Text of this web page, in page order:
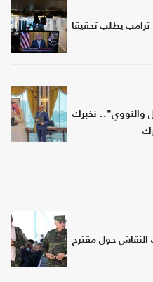
ترامب يطلب تحقيقا
والنووي".. نخبرك
النقاش حول مقترح